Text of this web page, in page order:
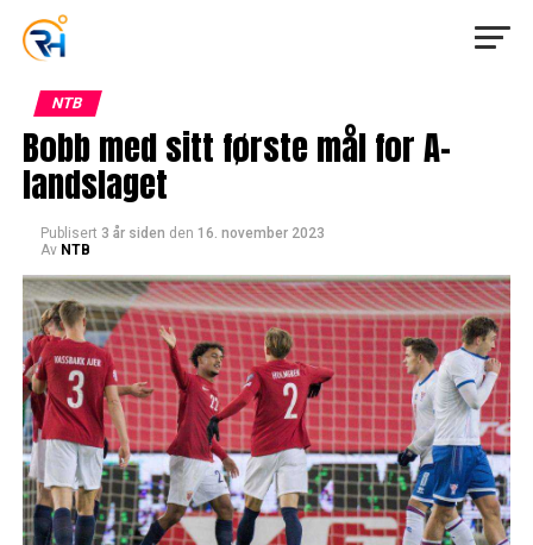
NTB
Bobb med sitt første mål for A-
landslaget
Publisert 3 år siden den 16. november 2023
Av NTB